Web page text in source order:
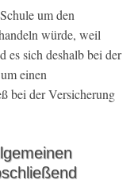
um den
würde, weil
es sich deshalb bei der
einen
bei der Versicherung